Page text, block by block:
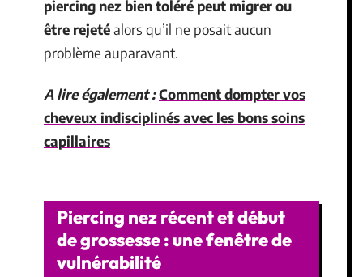
piercing nez bien toléré peut migrer ou
être rejetéalors qu’il ne posait aucun
problème auparavant.
A lire également :Comment dompter vos
cheveux indisciplinés avec les bons soins
capillaires
Piercing nez récent et début
de grossesse : une fenêtre de
vulnérabilité